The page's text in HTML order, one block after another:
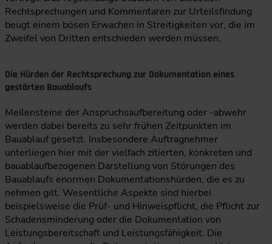
Rechtsprechungen und Kommentaren zur Urteilsfindung
beugt einem bösen Erwachen in Streitigkeiten vor, die im
Zweifel von Dritten entschieden werden müssen.
Die Hürden der Rechtsprechung zur Dokumentation eines
gestörten Bauablaufs
Meilensteine der Anspruchsaufbereitung oder -abwehr
werden dabei bereits zu sehr frühen Zeitpunkten im
Bauablauf gesetzt. Insbesondere Auftragnehmer
unterliegen hier mit der vielfach zitierten, konkreten und
bauablaufbezogenen Darstellung von Störungen des
Bauablaufs enormen Dokumentationshürden, die es zu
nehmen gilt. Wesentliche Aspekte sind hierbei
beispielsweise die Prüf- und Hinweispflicht, die Pflicht zur
Schadensminderung oder die Dokumentation von
Leistungsbereitschaft und Leistungsfähigkeit. Die